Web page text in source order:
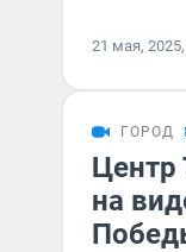
21 мая,
ГОРОД
Центр
на